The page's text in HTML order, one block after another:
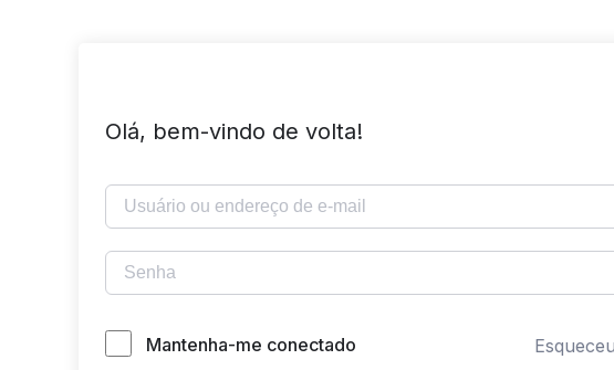
Olá, bem-vindo de volta!
Mantenha-me conectado